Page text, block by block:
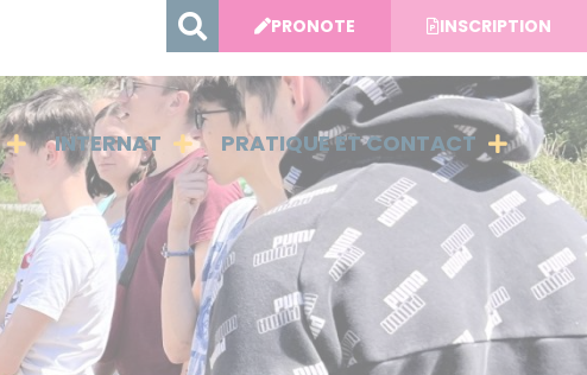
PRONOTE INSCRIPTION
INTERNAT PRATIQUE ET CONTACT